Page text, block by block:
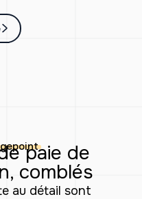
paie de
comblés
au détail sont